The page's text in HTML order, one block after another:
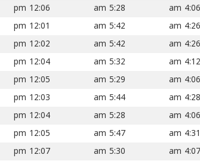
4:06 am
5:28 am
12:06 pm
4:26 am
5:42 am
12:01 pm
4:26 am
5:42 am
12:02 pm
4:12 am
5:32 am
12:04 pm
4:06 am
5:29 am
12:05 pm
4:28 am
5:44 am
12:03 pm
4:06 am
5:28 am
12:04 pm
4:31 am
5:47 am
12:05 pm
4:07 am
5:30 am
12:07 pm